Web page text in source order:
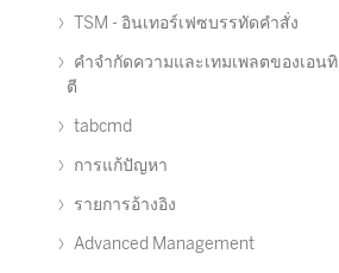
TSM - อินเทอร์เฟซบรรทัดคำสั่ง
คำจำกัดความและเทมเพลตของเอนทิ
ตี
tabcmd
การแก้ปัญหา
รายการอ้างอิง
Advanced Management